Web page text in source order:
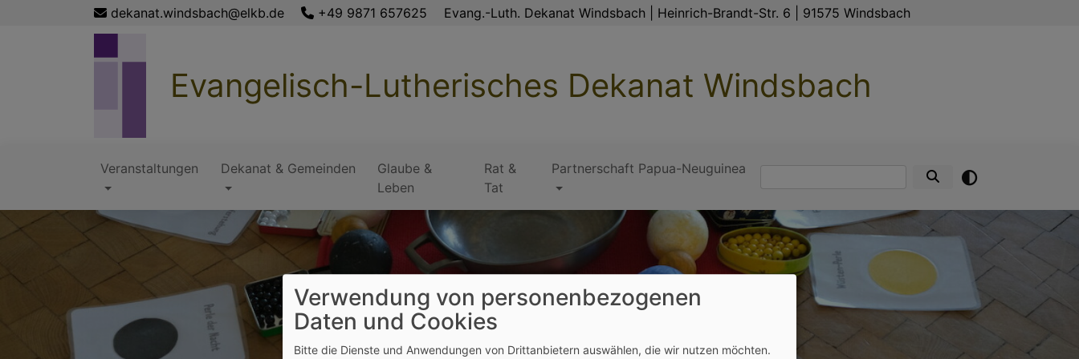
dekanat.windsbach@elkb.de +49 9871 657625 Evang.-Luth. Dekanat Windsbach | Heinrich-Brandt-Str. 6 | 91575 Windsbach
Evangelisch-Lutherisches Dekanat Windsbach
Hauptnavigation
Veranstaltungen Dekanat & Gemeinden
Glaube &
Leben
Rat &
Tat
Partnerschaft Papua-NeuguineaSuche
Verwendung von personenbezogenen
Daten und Cookies
Bitte die Dienste und Anwendungen von Drittanbietern auswählen, die wir nutzen möchten.